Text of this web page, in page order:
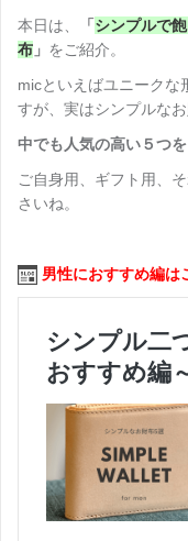
本日は、
「 シンプルで
布 」 をご紹介。
micといえばユニークな
すが、実はシンプルな
中でも人気の高い５つを
ご自身用、ギフト用、
さいね。
男性におすすめ編は